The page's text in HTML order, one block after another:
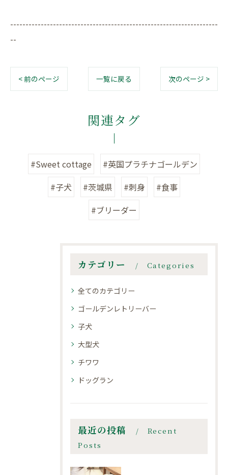
--------------------------------------------------------------------
--
< 前のページ 一覧に戻る 次のページ >
関連タグ
#Sweet cottage
#英国プラチナゴールデン
#子犬
#茨城県 #刺身
#食事
#ブリーダー
カテゴリー Categories
全てのカテゴリー
ゴールデンレトリーバー
子犬
大型犬
チワワ
ドッグラン
最近の投稿
Recent
Posts